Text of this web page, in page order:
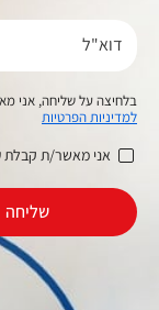
דוא"ל
בלחיצה על שליחה, אני
למדיניות הפרטיות
אני מאשר/ת קבלת
שליחה